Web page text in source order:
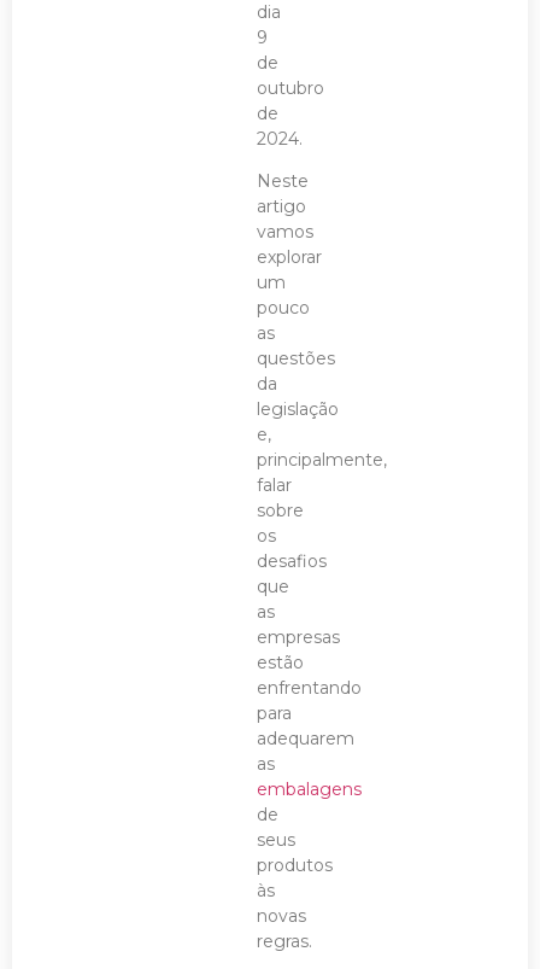
dia
9
de
outubro
de
2024.
Neste
artigo
vamos
explorar
um
pouco
as
questões
da
legislação
e,
principalmente,
falar
sobre
os
desafios
que
as
empresas
estão
enfrentando
para
adequarem
as
embalagens
de
seus
produtos
às
novas
regras.